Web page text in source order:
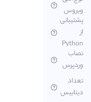
ویروس
پشتیبانی
از
Python
نصاب
وردپرس
تعداد
دیتابیس